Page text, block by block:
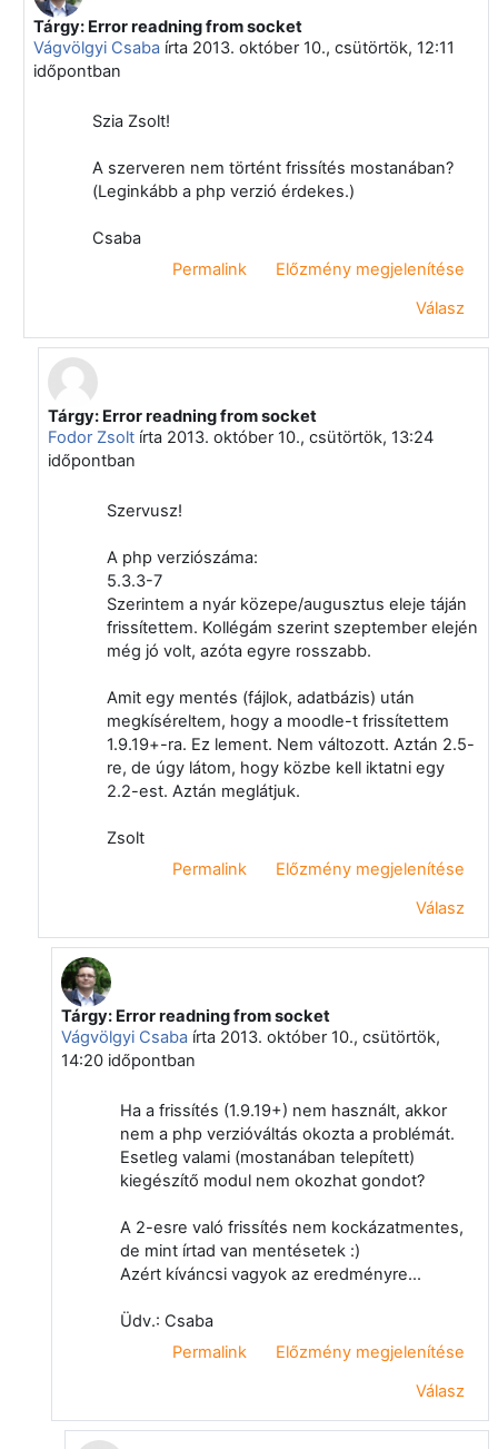
Válasz erre: Fodor Zsolt
Tárgy: Error readning from socket
Vágvölgyi Csabaírta 2013. október 10., csütörtök, 12:11
időpontban
Szia Zsolt!
A szerveren nem történt frissítés mostanában?
(Leginkább a php verzió érdekes.)
Csaba
Permalink
Előzmény megjelenítése
Válasz
Válasz erre: Vágvölgyi Csaba
Tárgy: Error readning from socket
Fodor Zsoltírta 2013. október 10., csütörtök, 13:24
időpontban
Szervusz!
A php verziószáma:
5.3.3-7
Szerintem a nyár közepe/augusztus eleje táján
frissítettem. Kollégám szerint szeptember elején
még jó volt, azóta egyre rosszabb.
Amit egy mentés (fájlok, adatbázis) után
megkíséreltem, hogy a moodle-t frissítettem
1.9.19+-ra. Ez lement. Nem változott. Aztán 2.5-
re, de úgy látom, hogy közbe kell iktatni egy
2.2-est. Aztán meglátjuk.
Zsolt
Permalink
Előzmény megjelenítése
Válasz
Válasz erre: Fodor Zsolt
Tárgy: Error readning from socket
Vágvölgyi Csabaírta 2013. október 10., csütörtök,
14:20időpontban
Ha a frissítés (1.9.19+) nem használt, akkor
nem a php verzióváltás okozta a problémát.
Esetleg valami (mostanában telepített)
kiegészítő modul nem okozhat gondot?
A 2-esre való frissítés nem kockázatmentes,
de mint írtad van mentésetek :)
Azért kíváncsi vagyok az eredményre...
Üdv.: Csaba
Permalink
Előzmény megjelenítése
Válasz